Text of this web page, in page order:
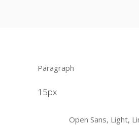
Paragraph
15px
Open Sans, Light,